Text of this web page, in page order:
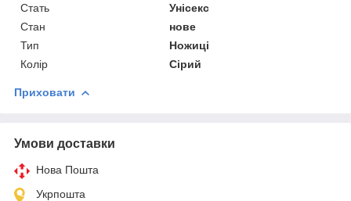
Стать
Унісекс
Стан
нове
Тип
Ножиці
Колір
Сірий
Приховати
Умови доставки
Нова Пошта
Укрпошта